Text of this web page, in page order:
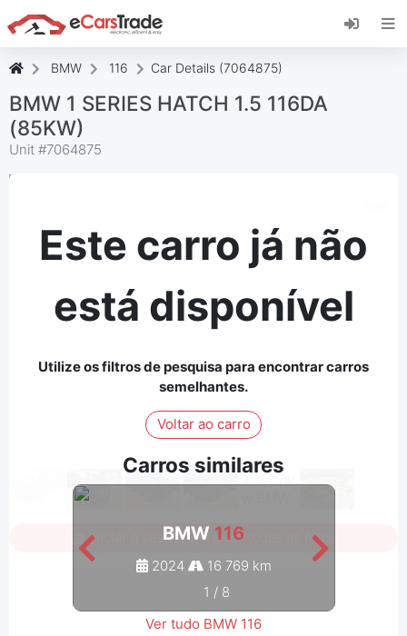
Instale a aplicação web eCarsTrade, adicione-a
ao seu ecrã inicial e receba atualizações
BMW 116 Car Details (7064875)
BMW 1 SERIES HATCH 1.5 116DA
(85KW)
Unit #7064875
Este carro já não
está disponível
Utilize os filtros de pesquisa para encontrar carros
semelhantes.
Voltar ao carro
Carros similares
BMW 116
2024
16 769 km
1 / 8
Ver tudo BMW 116
Iniciar a sessão para ver todas as fotos